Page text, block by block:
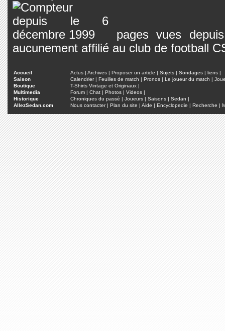
pages vues
aucunement affilié au club de football
Accueil Actus | Archives | Proposer un article | Sujets | Sondages | liens |
Saison
Calendrier| Feuilles de match | Pronos | Le joueur du match |
Boutique
T-Shirts Vintage et Originaux |
Multimedia
Forum | Chat | Photos | Videos |
Historique
Chroniques du passé | Joueurs | Saisons | Sedan |
AllezSedan.com
Nous contacter| Plan du site | Aide | Encyclopedie | Recherche |